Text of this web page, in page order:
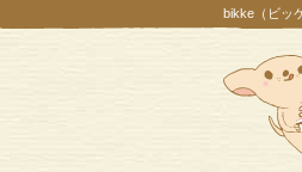
bikke（ビッ